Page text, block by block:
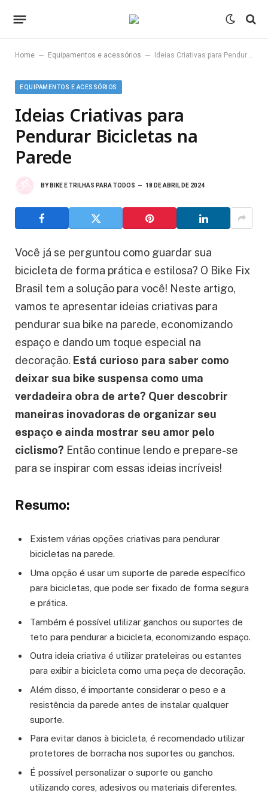
Home – Equipamentos e acessórios – Ideias Criativas para Pendurar Bicicletas na Parede
EQUIPAMENTOS E ACESSÓRIOS
Ideias Criativas para
Pendurar Bicicletas na
Parede
BY BIKE E TRILHAS PARA TODOS 18 DE ABRIL DE 2024
Você já se perguntou como guardar sua
bicicleta de forma prática e estilosa? O Bike Fix
Brasil tem a solução para você! Neste artigo,
vamos te apresentar ideias criativas para
pendurar sua bike na parede, economizando
espaço e dando um toque especial na
decoração. Está curioso para saber como
deixar sua bike suspensa como uma
verdadeira obra de arte? Quer descobrir
maneiras inovadoras de organizar seu
espaço e ainda mostrar seu amor pelo
ciclismo? Então continue lendo e prepare-se
para se inspirar com essas ideias incríveis!
Resumo:
Existem várias opções criativas para pendurar
bicicletas na parede.
Uma opção é usar um suporte de parede específico
para bicicletas, que pode ser fixado de forma segura
e prática.
Também é possível utilizar ganchos ou suportes de
teto para pendurar a bicicleta, economizando espaço.
Outra ideia criativa é utilizar prateleiras ou estantes
para exibir a bicicleta como uma peça de decoração.
Além disso, é importante considerar o peso e a
resistência da parede antes de instalar qualquer
suporte.
Para evitar danos à bicicleta, é recomendado utilizar
protetores de borracha nos suportes ou ganchos.
É possível personalizar o suporte ou gancho
utilizando cores, adesivos ou materiais diferentes.